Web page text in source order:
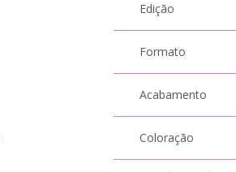
Edição
Formato
Acabamento
Coloração